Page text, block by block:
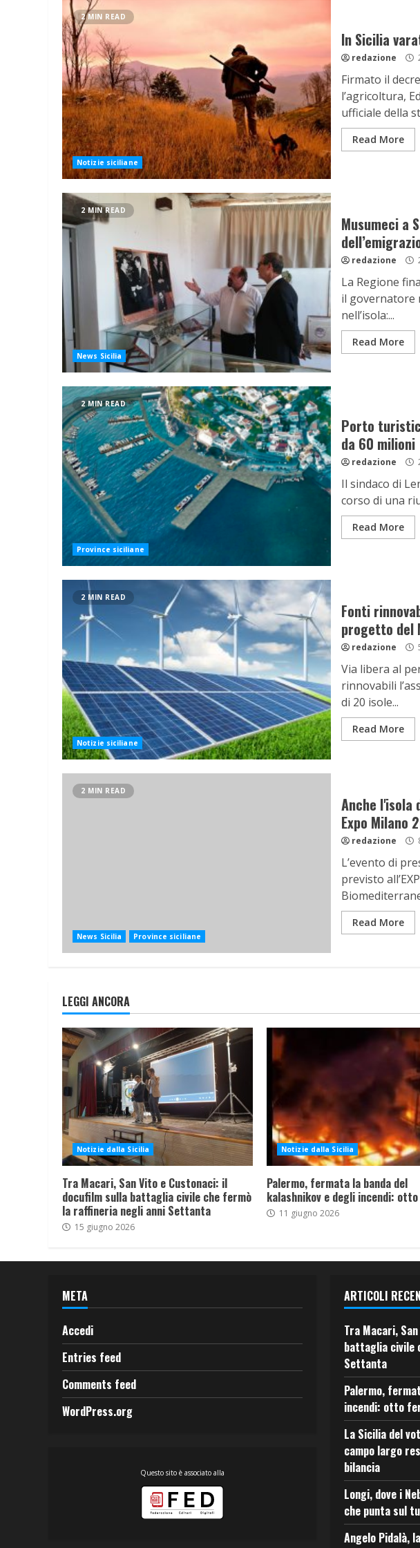
2 MIN READ
Notizie siciliane
In Sicilia
redazione
Firmato il
l’agricoltura,
ufficiale della
Read More
2 MIN READ
News Sicilia
Musumeci a
redazione
La Regione
il governatore
nell’isola:...
Read More
2 MIN READ
Province siciliane
Porto
da 60 milioni
redazione
Il sindaco di
corso di una
Read More
2 MIN READ
Notizie siciliane
Fonti
progetto del
redazione
Via libera al
rinnovabili
di 20 isole...
Read More
2 MIN READ
News Sicilia Province siciliane
Anche l'isola
Expo Milano
redazione
L’evento di
previsto
Read More
LEGGI ANCORA
Notizie dalla Sicilia
Tra Macari, San Vito e Custonaci: il
docufilm sulla battaglia civile che fermò
la raffineria negli anni Settanta
15 giugno 2026
Notizie dalla Sicilia
Palermo, fermata la banda del
kalashnikov e degli incendi:
11 giugno 2026
META
Accedi
Entries feed
Comments feed
WordPress.org
Questo sito è associato alla
ARTICOLI
Tra Macari,
battaglia civile
Settanta
Palermo,
incendi: otto
La Sicilia del
campo largo
bilancia
Longi, dove i
che punta sul
Angelo Pidalà,